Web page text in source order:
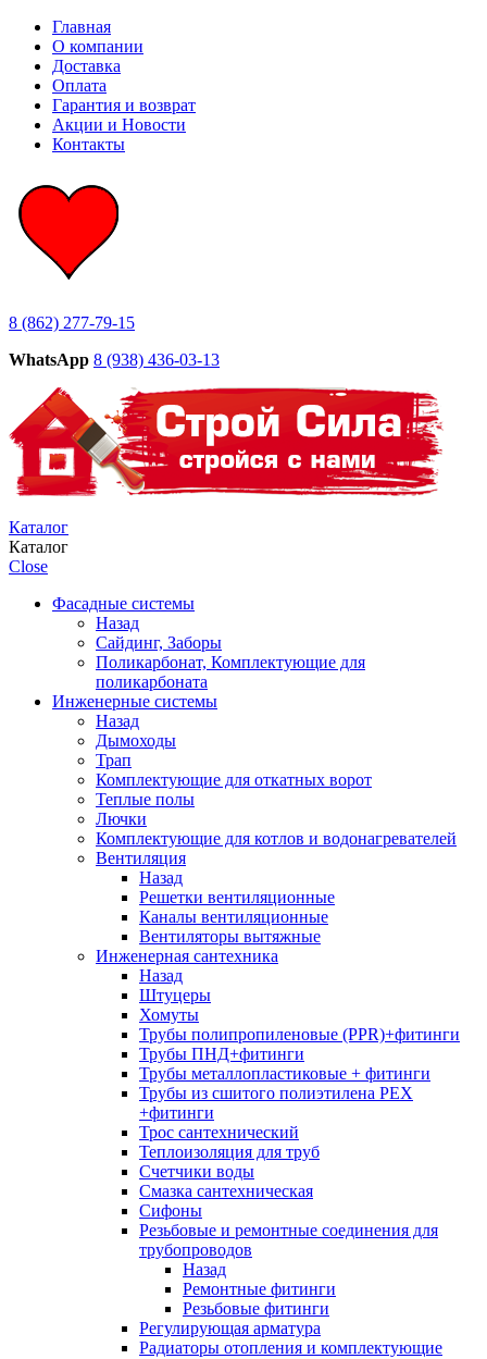
Главная
О компании
Доставка
Оплата
Гарантия и возврат
Акции и Новости
Контакты
8 (862) 277-79-15
WhatsApp 8 (938) 436-03-13
Каталог
Каталог
Close
Фасадные системы
Назад
Сайдинг, Заборы
Поликарбонат, Комплектующие для
поликарбоната
Инженерные системы
Назад
Дымоходы
Трап
Комплектующие для откатных ворот
Теплые полы
Лючки
Комплектующие для котлов и водонагревателей
Вентиляция
Назад
Решетки вентиляционные
Каналы вентиляционные
Вентиляторы вытяжные
Инженерная сантехника
Назад
Штуцеры
Хомуты
Трубы полипропиленовые (PPR)+фитинги
Трубы ПНД+фитинги
Трубы металлопластиковые + фитинги
Трубы из сшитого полиэтилена PEX
+фитинги
Трос сантехнический
Теплоизоляция для труб
Счетчики воды
Смазка сантехническая
Сифоны
Резьбовые и ремонтные соединения для
трубопроводов
Назад
Ремонтные фитинги
Резьбовые фитинги
Регулирующая арматура
Радиаторы отопления и комплектующие